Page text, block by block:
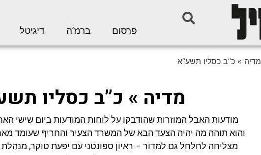
פרסום ברנז’ה דיגיטל
מדיה » כ”ב כסליו תשע”א
מדיה » כ”ב כסליו
מודעות האבל המוזרות שהודבקו על לוחות המודעות ביום שישי
והוא תוהה מה יהיה הצעד הבא של המשרד הצעיר והחריף שעומד
מצליחה לחלחל גם למדור – ראיון ספונטני עם יפעת טוקר,